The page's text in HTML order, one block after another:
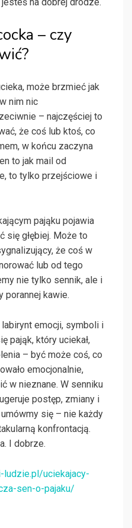
– czy
może brzmieć jak
nim nic
– najczęściej to
że coś lub ktoś, co
w końcu zaczyna
to jak mail od
to tylko przejściowe i
pająku pojawia
się głębiej. Może to
że coś w
lub od tego
nie tylko sennik, ale i
porannej kawie.
emocji, symboli i
pająk, który uciekał,
– być może coś, co
emocjonalnie,
w nieznane. W senniku
postęp, zmiany i
się – nie każdy
konfrontacją.
I dobrze.
uciekajacy-
sen-o-pajaku/